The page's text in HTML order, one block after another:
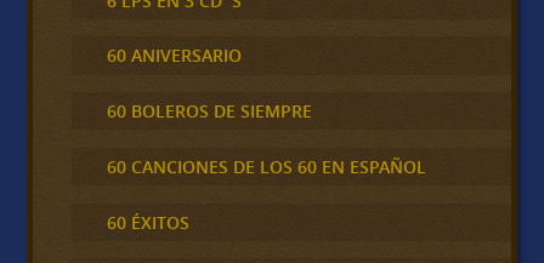
60 ANIVERSARIO
60 BOLEROS DE SIEMPRE
60 CANCIONES DE LOS 60 EN ESPAÑOL
60 ÉXITOS